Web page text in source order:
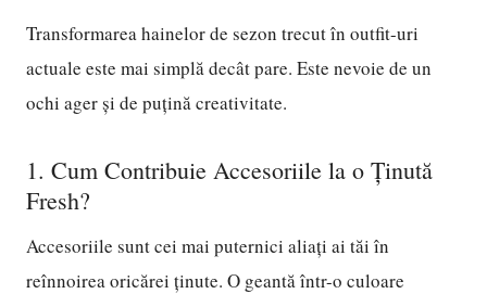
Transformarea hainelor de sezon trecut în outfit-uri
actuale este mai simplă decât pare. Este nevoie de un
ochi ager și de puțină creativitate.
1. Cum Contribuie Accesoriile la o Ținută
Fresh?
Accesoriile sunt cei mai puternici aliați ai tăi în
reînnoirea oricărei ținute. O geantă într-o culoare